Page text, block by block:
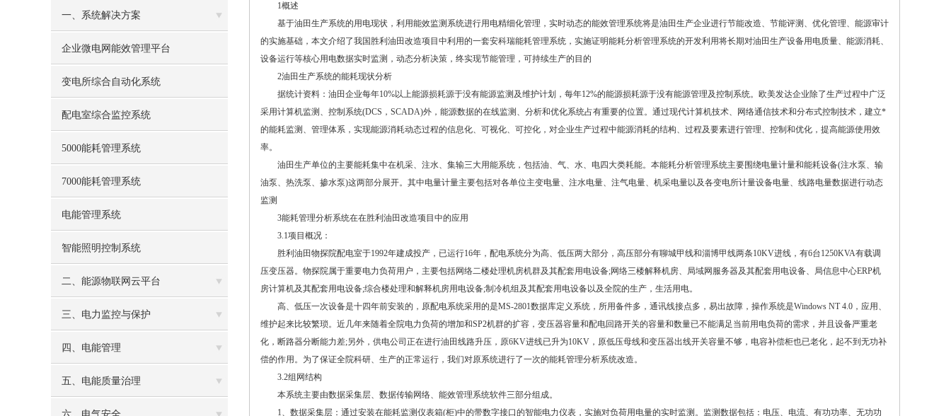
一、系统解决方案
企业微电网能效管理平台
变电所综合自动化系统
配电室综合监控系统
5000能耗管理系统
7000能耗管理系统
电能管理系统
智能照明控制系统
二、能源物联网云平台
三、电力监控与保护
四、电能管理
五、电能质量治理
1概述
基于油田生产系统的用电现状，利用能效监测系统进行用电精细化管理，实时动态的能效管理系统将是油田生产企业进行节能改造、节能评测、优化管理、能源审计
的实施基础，本文介绍了我国胜利油田改造项目中利用的一套安科瑞能耗管理系统，实施证明能耗分析管理系统的开发利用将长期对油田生产设备用电质量、能源消耗、
设备运行等核心用电数据实时监测，动态分析决策，终实现节能管理，可持续生产的目的
2油田生产系统的能耗现状分析
据统计资料：油田企业每年10%以上能源损耗源于没有能源监测及维护计划，每年12%的能源损耗源于没有能源管理及控制系统。欧美发达企业除了生产过程中广泛
采用计算机监测、控制系统(DCS，SCADA)外，能源数据的在线监测、分析和优化系统占有重要的位置。通过现代计算机技术、网络通信技术和分布式控制技术，建立*
的能耗监测、管理体系，实现能源消耗动态过程的信息化、可视化、可控化，对企业生产过程中能源消耗的结构、过程及要素进行管理、控制和优化，提高能源使用效
率。
油田生产单位的主要能耗集中在机采、注水、集输三大用能系统，包括油、气、水、电四大类耗能。本能耗分析管理系统主要围绕电量计量和能耗设备(注水泵、输
油泵、热洗泵、掺水泵)这两部分展开。其中电量计量主要包括对各单位主变电量、注水电量、注气电量、机采电量以及各变电所计量设备电量、线路电量数据进行动态
监测
3能耗管理分析系统在在胜利油田改造项目中的应用
3.1项目概况：
胜利油田物探院配电室于1992年建成投产，已运行16年，配电系统分为高、低压两大部分，高压部分有聊城甲线和淄博甲线两条10KV进线，有6台1250KVA有载调
压变压器。物探院属于重要电力负荷用户，主要包括网络二楼处理机房机群及其配套用电设备;网络三楼解释机房、局域网服务器及其配套用电设备、局信息中心ERP机
房计算机及其配套用电设备;综合楼处理和解释机房用电设备;制冷机组及其配套用电设备以及全院的生产，生活用电。
高、低压一次设备是十四年前安装的，原配电系统采用的是MS-2801数据库定义系统，所用备件多，通讯线接点多，易出故障，操作系统是Windows NT 4.0，应用、
维护起来比较繁琐。近几年来随着全院电力负荷的增加和SP2机群的扩容，变压器容量和配电回路开关的容量和数量已不能满足当前用电负荷的需求，并且设备严重老
化，断路器分断能力差;另外，供电公司正在进行油田线路升压，原6KV进线已升为10KV，原低压母线和变压器出线开关容量不够，电容补偿柜也已老化，起不到无功补
偿的作用。为了保证全院科研、生产的正常运行，我们对原系统进行了一次的能耗管理分析系统改造。
3.2组网结构
本系统主要由数据采集层、数据传输网络、能效管理系统软件三部分组成。
1、数据采集层：通过安装在能耗监测仪表箱(柜)中的带数字接口的智能电力仪表，实施对负荷用电量的实时监测。监测数据包括：电压、电流、有功功率、无功功